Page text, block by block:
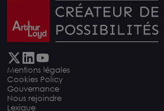
Mentions légales
Cookies Policy
Gouvernance
Nous rejoindre
Lexique